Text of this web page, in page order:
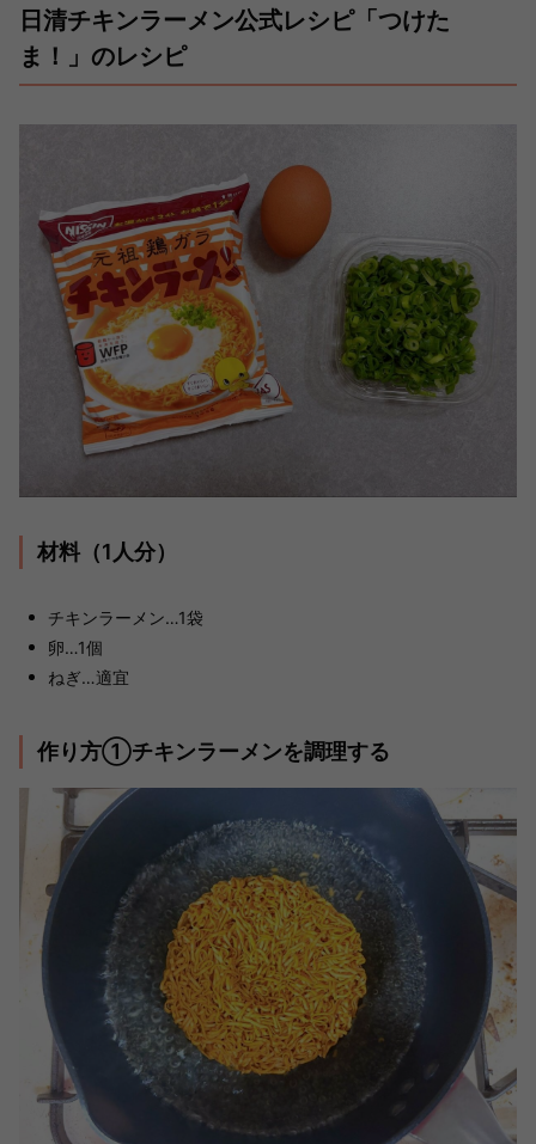
日清チキンラーメン公式レシピ「つけた
ま！」のレシピ
材料（1人分）
チキンラーメン…1袋
卵…1個
ねぎ…適宜
作り方①チキンラーメンを調理する